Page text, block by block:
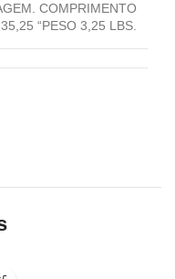
COMPRIMENTO
“PESO 3,25 LBS.